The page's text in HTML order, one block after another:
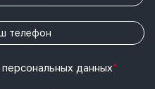
персональных данных*